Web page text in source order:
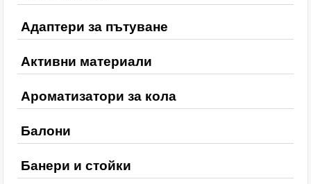
Адаптери за пътуване
Активни материали
Ароматизатори за кола
Балони
Банери и стойки